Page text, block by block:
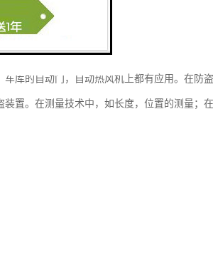
库的自动门，自动热风机上都有应用。在防
置。在测量技术中，如长度，位置的测量；